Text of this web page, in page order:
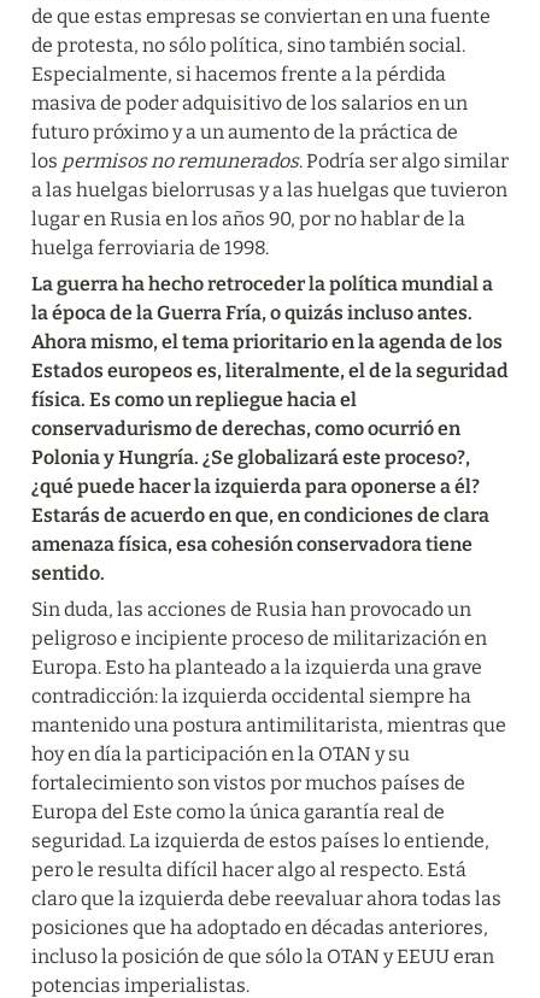
de que estas empresas se conviertan en una fuente
de protesta, no sólo política, sino también social.
Especialmente, si hacemos frente a la pérdida
masiva de poder adquisitivo de los salarios en un
futuro próximo y a un aumento de la práctica de
los permisos no remunerados. Podría ser algo similar
a las huelgas bielorrusas y a las huelgas que tuvieron
lugar en Rusia en los años 90, por no hablar de la
huelga ferroviaria de 1998.
La guerra ha hecho retroceder la política mundial a
la época de la Guerra Fría, o quizás incluso antes.
Ahora mismo, el tema prioritario en la agenda de los
Estados europeos es, literalmente, el de la seguridad
física. Es como un repliegue hacia el
conservadurismo de derechas, como ocurrió en
Polonia y Hungría. ¿Se globalizará este proceso?,
¿qué puede hacer la izquierda para oponerse a él?
Estarás de acuerdo en que, en condiciones de clara
amenaza física, esa cohesión conservadora tiene
sentido.
Sin duda, las acciones de Rusia han provocado un
peligroso e incipiente proceso de militarización en
Europa. Esto ha planteado a la izquierda una grave
contradicción: la izquierda occidental siempre ha
mantenido una postura antimilitarista, mientras que
hoy en día la participación en la OTAN y su
fortalecimiento son vistos por muchos países de
Europa del Este como la única garantía real de
seguridad. La izquierda de estos países lo entiende,
pero le resulta difícil hacer algo al respecto. Está
claro que la izquierda debe reevaluar ahora todas las
posiciones que ha adoptado en décadas anteriores,
incluso la posición de que sólo la OTAN y EEUU eran
potencias imperialistas.